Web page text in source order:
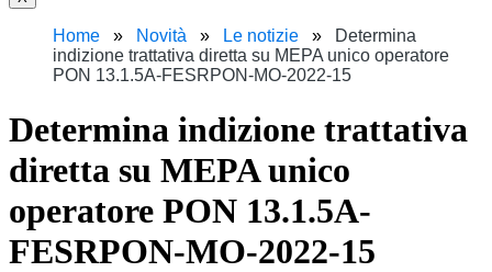
Home Novità Le notizie
Determina
indizione trattativa diretta su MEPA unico operatore
PON 13.1.5A-FESRPON-MO-2022-15
Determina indizione trattativa
diretta su MEPA unico
operatore PON 13.1.5A-
FESRPON-MO-2022-15